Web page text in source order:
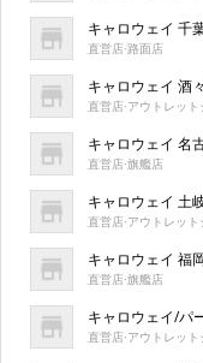
キャロウェイ 千
直営店·路面店
キャロウェイ 酒
直営店·アウトレッ
キャロウェイ 名
直営店·旗艦店
キャロウェイ 土
直営店·アウトレッ
キャロウェイ 福
直営店·旗艦店
キャロウェイ/パ
直営店·アウトレッ